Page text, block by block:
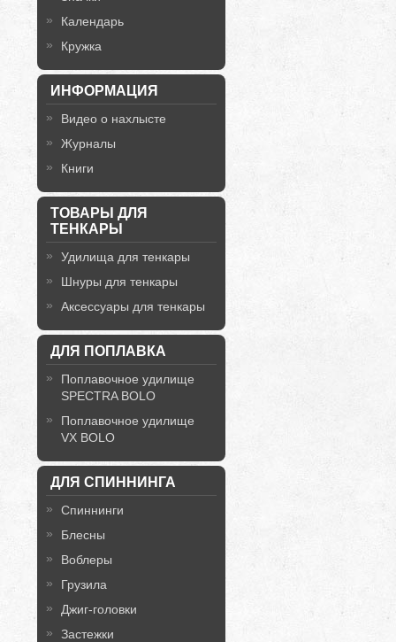
Календарь
Кружка
ИНФОРМАЦИЯ
Видео о нахлысте
Журналы
Книги
ТОВАРЫ ДЛЯ
ТЕНКАРЫ
Удилища для тенкары
Шнуры для тенкары
Аксессуары для тенкары
ДЛЯ ПОПЛАВКА
Поплавочное удилище
SPECTRA BOLO
Поплавочное удилище
VX BOLO
ДЛЯ СПИННИНГА
Спиннинги
Блесны
Воблеры
Грузила
Джиг-головки
Застежки